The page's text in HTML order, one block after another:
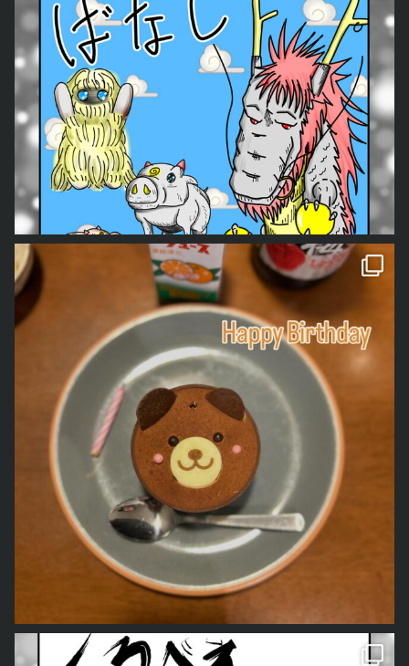
人生は本当に色々あるね。
ただ、これはどうやれば良いんだろうかね。
答えは雲の上ですな。
最後に、今年入ってから、オレとか嫁には竜が付いてくれているらし
いというお話。
実際に、色んな所で竜ちゃんを目にするようになったので、出来るだ
け毎日竜ちゃんを見つけて、その竜ちゃんを絵に描いて残しておきた
いと思っております。
取り合えず、今日見た竜ちゃん。
いや、薬やってて、幻覚見てるという訳ではないんです。まぢで、竜
ちゃんがいるんだよ。別に誰かに信じて欲しい訳じゃあないから、別
に良いけどさ。
元々オカルト大好きだったんだけど、それにスピリチュアルな感じも
入ってきた感じだろうかね。
会社じゃなくて、宗教になってしまったら、ごめんなさい。
と言う訳で、尿検査歓迎の2022年の目標はこの辺りにしておこう。
次回は「20年笑われ続けた起業活動」みたいな話とかその辺を。
忘れないように、メモメモ。
今年もくろべぇ、あおごろ
ともどもよろしくお願いします。 「どう
をご紹介しました。 今回は、今住んでいる土地の神様「も